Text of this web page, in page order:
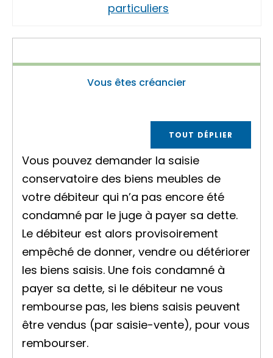
particuliers
Vous êtes créancier
TOUT DÉPLIER
Vous pouvez demander la saisie
conservatoire des biens meubles de
votre débiteur qui n’a pas encore été
condamné par le juge à payer sa dette.
Le débiteur est alors provisoirement
empêché de donner, vendre ou détériorer
les biens saisis. Une fois condamné à
payer sa dette, si le débiteur ne vous
rembourse pas, les biens saisis peuvent
être vendus (par saisie-vente), pour vous
rembourser.